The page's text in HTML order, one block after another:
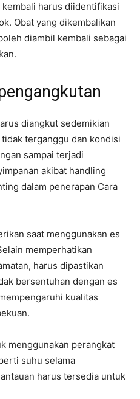
harus diidentifikasi
Obat yang dikembalikan
diambil kembali sebagai
diangkut sedemikian
terganggu dan kondisi
sampai terjadi
akibat handling
dalam penerapan Cara
saat menggunakan es
memperhatikan
harus dipastikan
bersentuhan dengan es
kualitas
menggunakan perangkat
suhu selama
harus tersedia untuk